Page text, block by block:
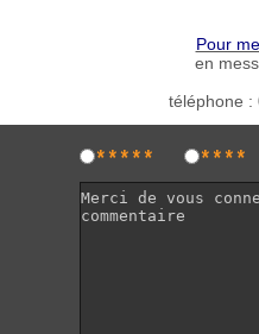
Pour
en
téléphone :
***** ****